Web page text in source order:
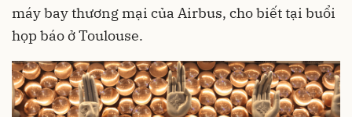
máy bay thương mại của Airbus, cho biết tại buổi
họp báo ở Toulouse.